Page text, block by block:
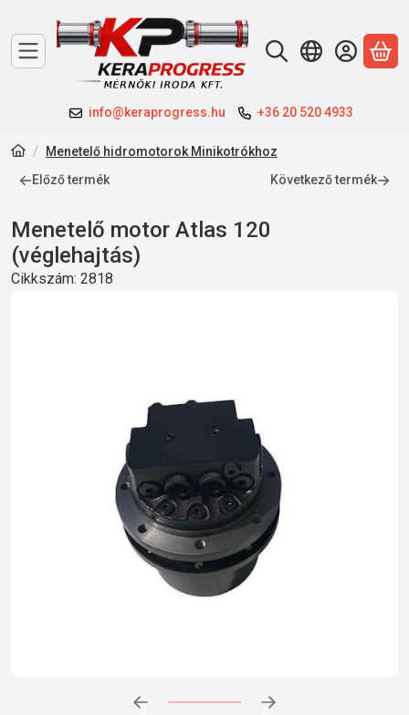
info@keraprogress.hu +36 20 520 4933
A
Menetelő hidromotorok Minikotrókhoz
Előző termék
Következő termék
Menetelő motor Atlas 120
(véglehajtás)
Cikkszám: 2818